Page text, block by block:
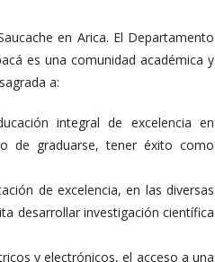
en Arica. El Departamento
es una comunidad académica y
a:
integral de excelencia en
de graduarse, tener éxito como
de excelencia, en las diversas
desarrollar investigación científica
y electrónicos, el acceso a una